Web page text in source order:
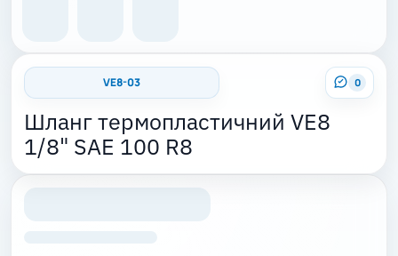
0
VE8-03
Шланг термопластичний VE8
1/8" SAE 100 R8